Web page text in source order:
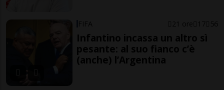
FIFA 21 ore 17 56
Infantino incassa un altro sì
pesante: al suo fianco c’è
(anche) l’Argentina